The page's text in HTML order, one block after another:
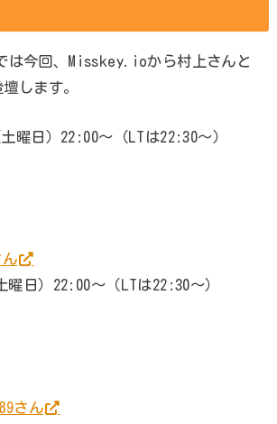
は今回、Misskey.ioから村上さんと
します。
曜日）22:00～（LTは22:30～）
曜日）22:00～（LTは22:30～）
さん